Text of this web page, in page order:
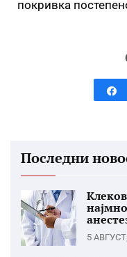
покривка
Последни
5